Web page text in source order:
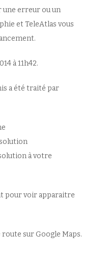
une erreur ou un
et TeleAtlas vous
à 11h42.
a été traité par
à votre
pour voir apparaitre
route sur Google Maps.